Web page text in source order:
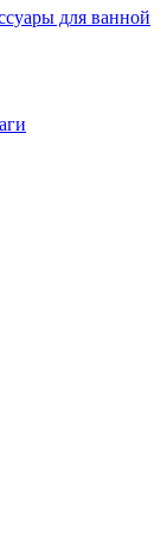
для ванной